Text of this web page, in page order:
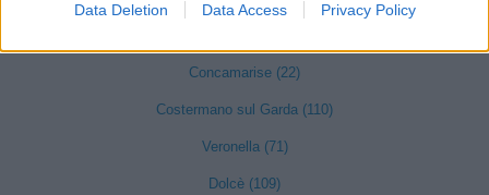
Data Deletion Data Access Privacy Policy
Concamarise (22)
Costermano sul Garda (110)
Veronella (71)
Dolcè (109)